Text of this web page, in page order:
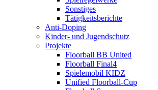
Sonstiges
Tätigkeitsberichte
Anti-Doping
Kinder- und Jugendschutz
Projekte
Floorball BB United
Floorball Final4
Spielemobil KIDZ
Unified Floorball-Cup